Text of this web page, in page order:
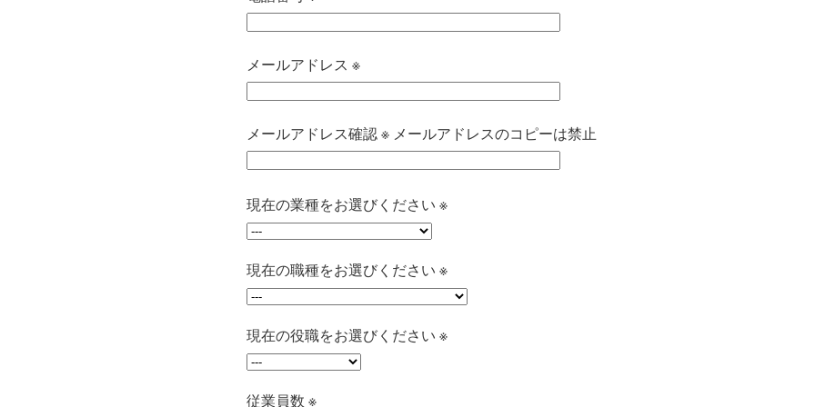
メールアドレス ※
メールアドレス確認 ※ メールアドレスのコピーは禁止
現在の業種をお選びください ※
現在の職種をお選びください ※
現在の役職をお選びください ※
従業員数 ※